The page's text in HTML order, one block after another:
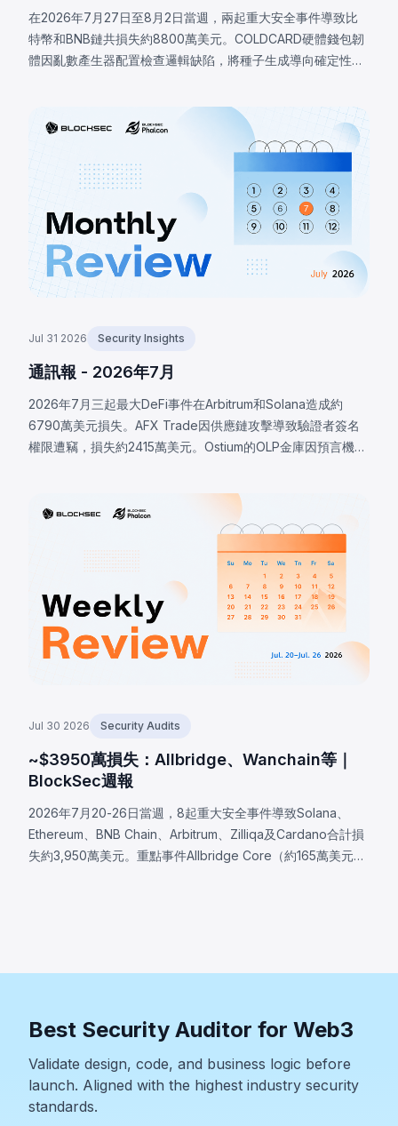
在2026年7月27日至8月2日當週，兩起重大安全事件導致比
特幣和BNB鏈共損失約8800萬美元。COLDCARD硬體錢包韌
體因亂數產生器配置檢查邏輯缺陷，將種子生成導向確定性軟
洞損失約57.8萬美元，攻擊者觸發特權`recycle()`函數，從
PancakeSwap V2流動池抽取LULA並操控儲備餘額，耗盡其
Jul 31 2026 Security Insights
通訊報 - 2026年7月
2026年7月三起最大DeFi事件在Arbitrum和Solana造成約
6790萬美元損失。AFX Trade因供應鏈攻擊導致驗證者簽名
權限遭竊，損失約2415萬美元。Ostium的OLP金庫因預言機基
國庫轉移提案，損失約2000萬美元。三起事件均顯示協議安
Jul 30 2026 Security Audits
~$3950萬損失：Allbridge、Wanchain等｜
BlockSec週報
2026年7月20-26日當週，8起重大安全事件導致Solana、
Ethereum、BNB Chain、Arbitrum、Zilliqa及Cardano合計損
失約3,950萬美元。重點事件Allbridge Core（約165萬美元）
Best Security Auditor for Web3
Validate design, code, and business logic before
launch. Aligned with the highest industry security
standards.